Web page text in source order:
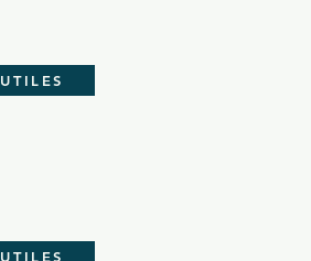
UTILES
UTILES